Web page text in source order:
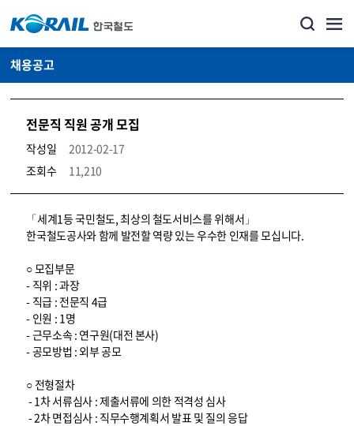
채용공고
전문직 직원 공개 모집
작성일
2012-02-17
조회수
11,210
코레일소개_경영공시_채용공고 상세보기 – 내용, 파일, 담당자 연락처로 구성
「세계1등 국민철도, 최상의 철도서비스를 위해서」
한국철도공사와 함께 발전할 역량 있는 우수한 인재를 모십니다.
○ 모집부문
- 직위 : 과장
- 직급 : 전문직 4급
- 인원 : 1명
- 근무소속 : 연구원(대전 본사)
- 공모방법 : 외부 공모
○ 전형절차
- 1차 서류심사 : 제출서류에 의한 적격성 심사
- 2차 면접심사 : 직무수행계획서 발표 및 질의 응답